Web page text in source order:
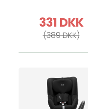
331 DKK
(389 DKK)